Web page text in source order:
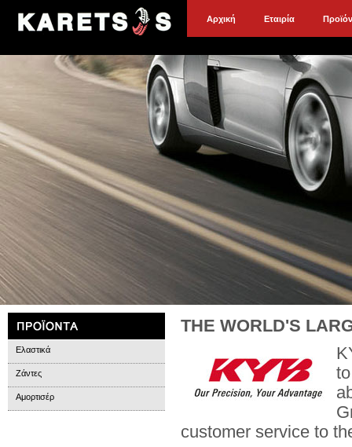
Αρχική Εταιρία
Ελαστικά
Ζάντες
Αμορτισέρ
THE WORLD'S
customer service to